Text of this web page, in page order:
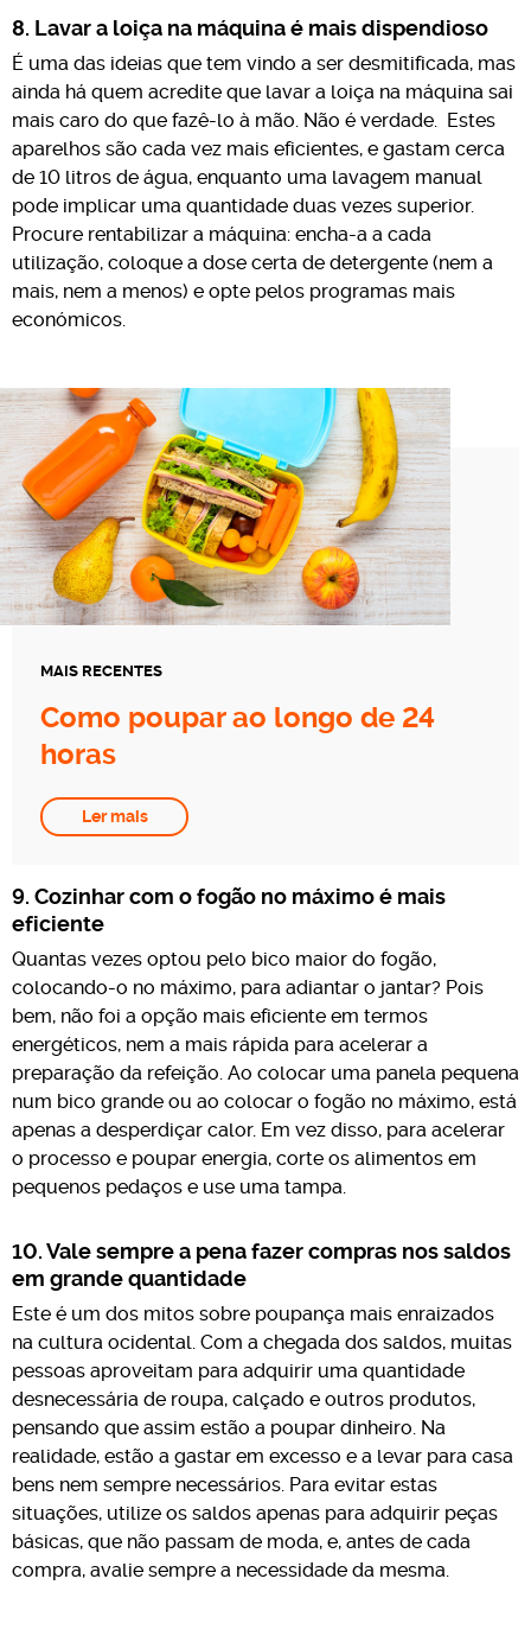
8. Lavar a loiça na máquina é mais dispendioso
É uma das ideias que tem vindo a ser desmitificada, mas
ainda há quem acredite que lavar a loiça na máquina sai
mais caro do que fazê-lo à mão. Não é verdade. Estes
aparelhos são cada vez mais eficientes, e gastam cerca
de 10 litros de água, enquanto uma lavagem manual
pode implicar uma quantidade duas vezes superior.
Procure rentabilizar a máquina: encha-a a cada
utilização, coloque a dose certa de detergente (nem a
mais, nem a menos) e opte pelos programas mais
económicos.
MAIS RECENTES
Como poupar ao longo de 24
horas
Ler mais
9. Cozinhar com o fogão no máximo é mais
eficiente
Quantas vezes optou pelo bico maior do fogão,
colocando-o no máximo, para adiantar o jantar? Pois
bem, não foi a opção mais eficiente em termos
energéticos, nem a mais rápida para acelerar a
preparação da refeição. Ao colocar uma panela pequena
num bico grande ou ao colocar o fogão no máximo, está
apenas a desperdiçar calor. Em vez disso, para acelerar
o processo e poupar energia, corte os alimentos em
pequenos pedaços e use uma tampa.
10. Vale sempre a pena fazer compras nos saldos
em grande quantidade
Este é um dos mitos sobre poupança mais enraizados
na cultura ocidental. Com a chegada dos saldos, muitas
pessoas aproveitam para adquirir uma quantidade
desnecessária de roupa, calçado e outros produtos,
pensando que assim estão a poupar dinheiro. Na
realidade, estão a gastar em excesso e a levar para casa
bens nem sempre necessários. Para evitar estas
situações, utilize os saldos apenas para adquirir peças
básicas, que não passam de moda, e, antes de cada
compra, avalie sempre a necessidade da mesma.